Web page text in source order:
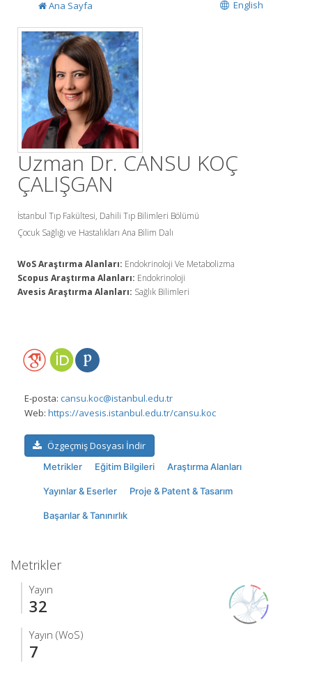
English
Ana Sayfa
Uzman Dr. CANSU KOÇ
ÇALIŞGAN
İstanbul Tıp Fakültesi, Dahili Tıp Bilimleri Bölümü
Çocuk Sağlığı ve Hastalıkları Ana Bilim Dalı
WoS Araştırma Alanları: Endokrinoloji Ve Metabolizma
Scopus Araştırma Alanları: Endokrinoloji
Avesis Araştırma Alanları: Sağlık Bilimleri
E-posta: cansu.koc@istanbul.edu.tr
Web: https://avesis.istanbul.edu.tr/cansu.koc
Özgeçmiş Dosyası İndir
Metrikler Eğitim Bilgileri Araştırma Alanları
Yayınlar & Eserler Proje & Patent & Tasarım
Başarılar & Tanınırlık
Metrikler
Yayın
32
Yayın (WoS)
7